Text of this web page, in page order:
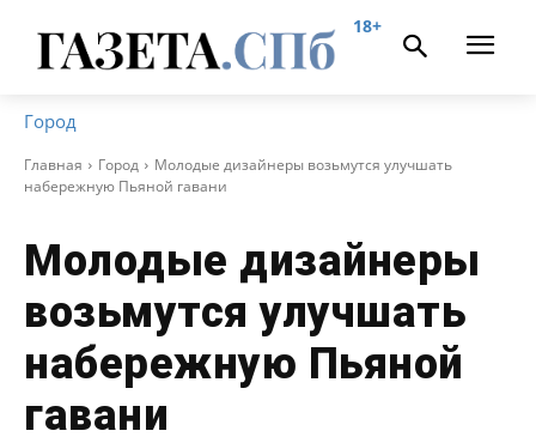
18+
Город
Главная Город
Молодые дизайнеры возьмутся улучшать
набережную Пьяной гавани
Молодые дизайнеры
возьмутся улучшать
набережную Пьяной
гавани